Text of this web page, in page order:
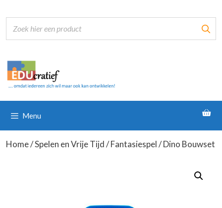
naar
inhoud
Menu
Home/Spelen en Vrije Tijd/Fantasiespel/ Dino Bouwset